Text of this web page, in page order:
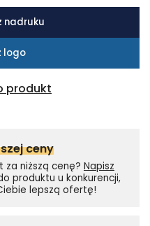
produkt
nadruku
logo
ceny
za niższą cenę? Napisz
produktu u konkurencji,
lepszą ofertę!